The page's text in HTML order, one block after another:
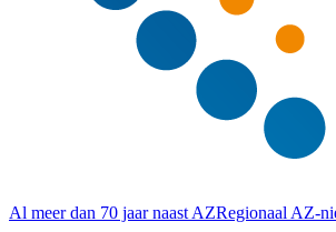
Al meer dan 70 jaar naast AZRegionaal AZ-